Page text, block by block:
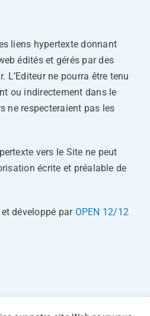
liens hypertexte donnant
édités et gérés par des
L’Editeur ne pourra être tenu
ou indirectement dans le
ne respecteraient pas les
vers le Site ne peut
écrite et préalable de
développé par OPEN 12/12